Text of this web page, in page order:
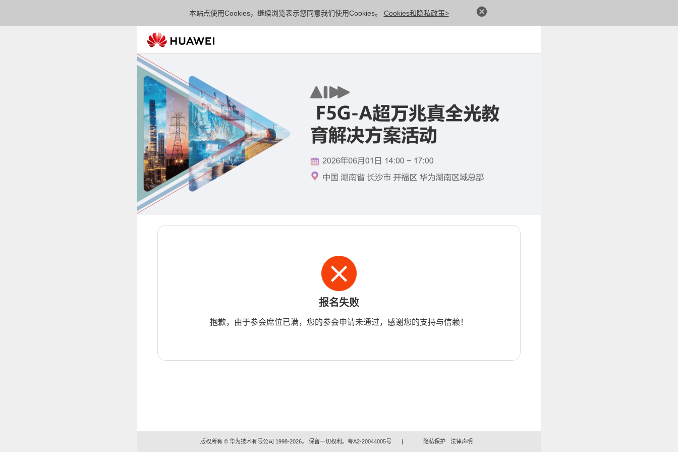
本站点使用Cookies，继续浏览表示您同意我们使用Cookies。 Cookies和隐私政策>
报名失败
抱歉，由于参会席位已满，您的参会申请未通过，感谢您的支持与信赖！
版权所有 © 华为技术有限公司 1998-2026。 保留一切权利。粤A2-20044005号 | 隐私保护 法律声明